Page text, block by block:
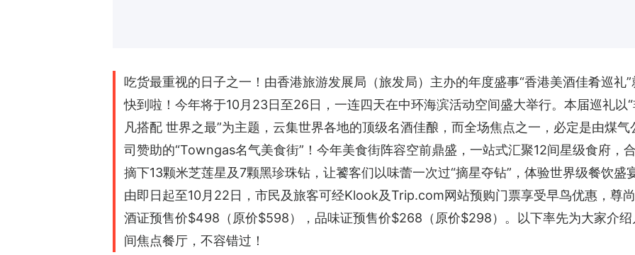
吃货最重视的日子之一！由香港旅游发展局（旅发局）主办的年度盛事“香港美酒佳肴巡礼”
快到啦！今年将于10月23日至26日，一连四天在中环海滨活动空间盛大举行。本届巡礼以
凡搭配 世界之最”为主题，云集世界各地的顶级名酒佳酿，而全场焦点之一，必定是由煤气
司赞助的“Towngas名气美食街”！今年美食街阵容空前鼎盛，一站式汇聚12间星级食府，
摘下13颗米芝莲星及7颗黑珍珠钻，让饕客们以味蕾一次过“摘星夺钻”，体验世界级餐饮盛
由即日起至10月22日，市民及旅客可经Klook及Trip.com网站预购门票享受早鸟优惠，尊
酒证预售价$498（原价$598），品味证预售价$268（原价$298）。以下率先为大家介绍
间焦点餐厅，不容错过！